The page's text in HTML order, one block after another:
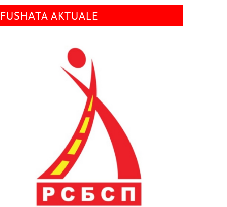
FUSHATA AKTUALE